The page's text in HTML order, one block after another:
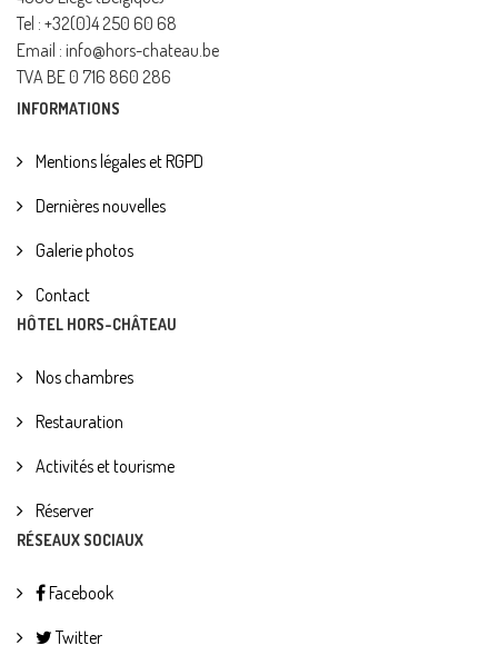
Tel : +32(0)4 250 60 68
Email : info@hors-chateau.be
TVA BE 0 716 860 286
INFORMATIONS
Mentions légales et RGPD
Dernières nouvelles
Galerie photos
Contact
HÔTEL HORS-CHÂTEAU
Nos chambres
Restauration
Activités et tourisme
Réserver
RÉSEAUX SOCIAUX
Facebook
Twitter